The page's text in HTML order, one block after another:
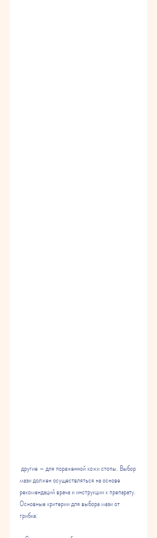
мази должен осуществляться на основе
рекомендаций врача и инструкции к препарату.
Основные критерии для выбора мази от
грибка: